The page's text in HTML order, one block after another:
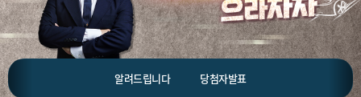
알려드립니다 당첨자발표